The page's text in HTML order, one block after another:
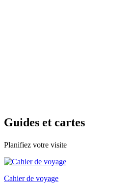
Guides et cartes
Planifiez votre visite
Cahier de voyage